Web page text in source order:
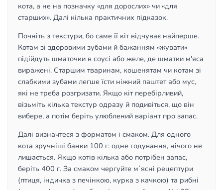
кота, а не на позначку «для дорослих» чи «для
старших». Далі кілька практичних підказок.
Почніть з текстури, бо саме її кіт відчуває найперше.
Котам зі здоровими зубами й бажанням «жувати»
підійдуть шматочки в соусі або желе, де шматки м'яса
виражені. Старшим тваринам, кошенятам чи котам зі
слабкими зубами легше їсти ніжний паштет або мус,
які не треба розгризати. Якщо кіт перебірливий,
візьміть кілька текстур одразу й подивіться, що він
вибере, а потім беріть улюблений варіант про запас.
Далі визначтеся з форматом і смаком. Для одного
кота зручніші банки 100 г: одне годування, нічого не
лишається. Якщо котів кілька або потрібен запас,
беріть 400 г. За смаком чергуйте мʼясні рецептури
(птиця, індичка з печінкою, курка з качкою) та рибні